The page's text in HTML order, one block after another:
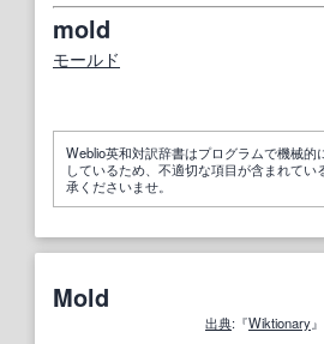
mold
モールド
Weblio英和対訳辞書はプログラムで機械的
しているため、不適切な項目が含まれてい
承くださいませ。
Mold
出典:『Wiktionary